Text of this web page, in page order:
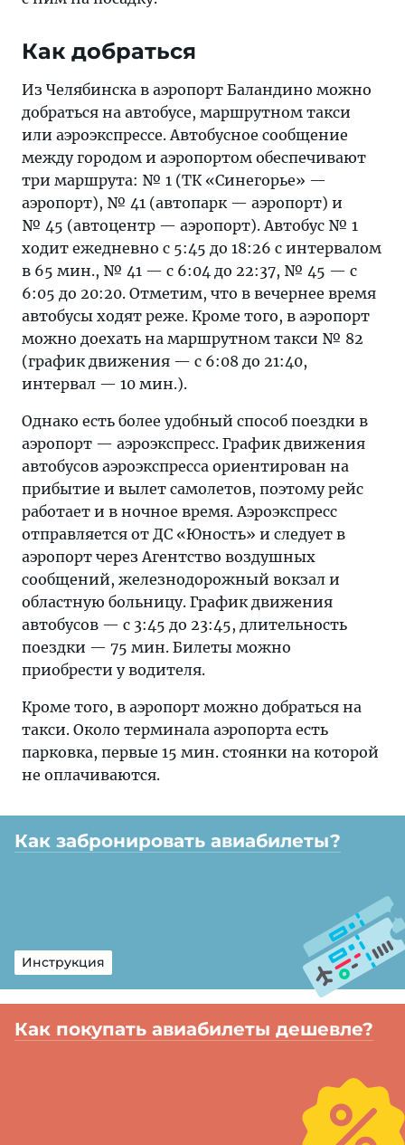
Как добраться
Из Челябинска в аэропорт Баландино можно
добраться на автобусе, маршрутном такси
или аэроэкспрессе. Автобусное сообщение
между городом и аэропортом обеспечивают
три маршрута: № 1 (ТК «Синегорье» —
аэропорт), № 41 (автопарк — аэропорт) и
№ 45 (автоцентр — аэропорт). Автобус № 1
ходит ежедневно с 5:45 до 18:26 с интервалом
в 65 мин., № 41 — с 6:04 до 22:37, № 45 — с
6:05 до 20:20. Отметим, что в вечернее время
автобусы ходят реже. Кроме того, в аэропорт
можно доехать на маршрутном такси № 82
(график движения — с 6:08 до 21:40,
интервал — 10 мин.).
Однако есть более удобный способ поездки в
аэропорт — аэроэкспресс. График движения
автобусов аэроэкспресса ориентирован на
прибытие и вылет самолетов, поэтому рейс
работает и в ночное время. Аэроэкспресс
отправляется от ДС «Юность» и следует в
аэропорт через Агентство воздушных
сообщений, железнодорожный вокзал и
областную больницу. График движения
автобусов — с 3:45 до 23:45, длительность
поездки — 75 мин. Билеты можно
приобрести у водителя.
Кроме того, в аэропорт можно добраться на
такси. Около терминала аэропорта есть
парковка, первые 15 мин. стоянки на которой
не оплачиваются.
Как забронировать авиабилеты?
Инструкция
Как покупать авиабилеты дешевле?